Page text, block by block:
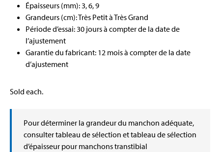
Épaisseurs (mm): 3, 6, 9
Grandeurs (cm): Très Petit à Très Grand
Période d’essai: 30 jours à compter de la date de
l’ajustement
Garantie du fabricant: 12 mois à compter de la date
d’ajustement
Sold each.
Pour déterminer la grandeur du manchon adéquate,
consulter tableau de sélection et tableau de sélection
d’épaisseur pour manchons transtibial